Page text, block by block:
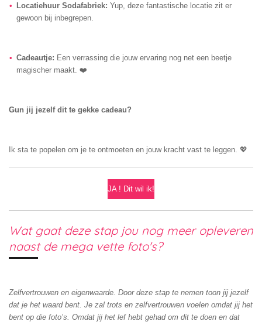
Locatiehuur Sodafabriek: Yup, deze fantastische locatie zit er
gewoon bij inbegrepen.
Cadeautje: Een verrassing die jouw ervaring nog net een beetje
magischer maakt. ❤️
Gun jij jezelf dit te gekke cadeau?
Ik sta te popelen om je te ontmoeten en jouw kracht vast te leggen. 💖
JA ! Dit wil ik!
Wat gaat deze stap jou nog meer opleveren
naast de mega vette foto's?
Zelfvertrouwen en eigenwaarde. Door deze stap te nemen toon jij jezelf
dat je het waard bent. Je zal trots en zelfvertrouwen voelen omdat jij het
bent op die foto’s. Omdat jij het lef hebt gehad om dit te doen en dat